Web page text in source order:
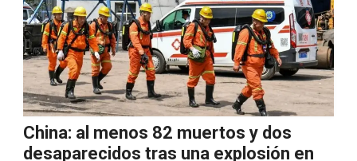
China: al menos 82 muertos y dos
desaparecidos tras una explosión en